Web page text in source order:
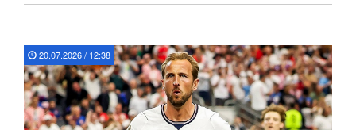
20.07.2026 / 12:38